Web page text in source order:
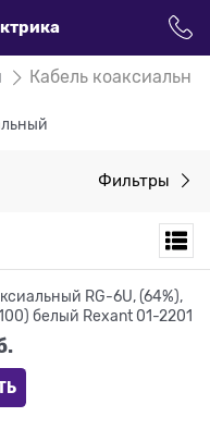
Кабель
Фильтры
RG-6U, (64%),
белый Rexant 01-2201